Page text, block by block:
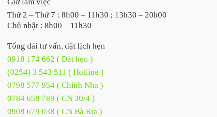
Thứ 2 – Thứ 7 : 8h00 – 11h30 ; 13h30 – 20h00
Chủ nhật : 8h00 – 11h30
Tổng đài tư vấn, đặt lịch hẹn
0918 174 662 ( Đặt hẹn )
(0254) 3 543 511 ( Hotline )
0798 577 954 ( Chỉnh Nha )
0784 658 789 ( CN 30/4 )
0908 679 038 ( CN Bà Rịa )